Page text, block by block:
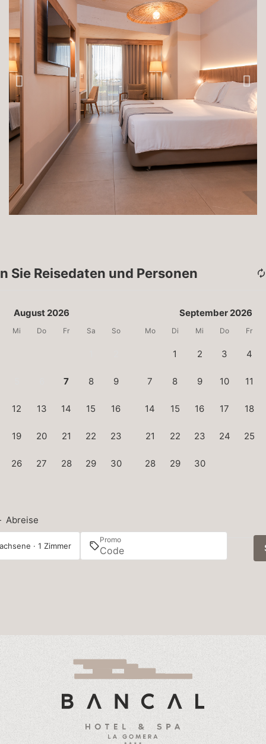
Sie Reisedaten und Personen
August 2026
Mi Do Fr Sa So
7 8 9
12 13 14 15 16
19 20 21 22 23
26 27 28 29 30
September 2026
Mo Di Mi Do Fr
1 2 3 4
7 8 9 10 11
14 15 16 17 18
21 22 23 24 25
28 29 30
Abreise
· 1 Zimmer
Promo